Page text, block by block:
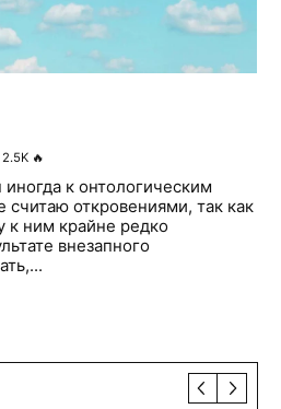
2.5K 🔥
к онтологическим
считаю откровениями, так как
к ним крайне редко
внезапного